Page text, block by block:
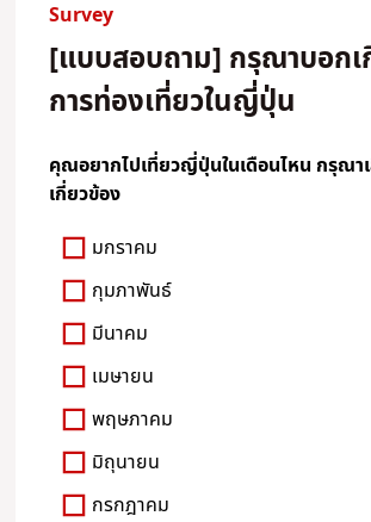
Survey
[แบบสอบถาม] กรุณาบอก
การท่องเที่ยวในญี่ปุ่น
คุณอยากไปเที่ยวญี่ปุ่นในเดือนไหน กรุณา
เกี่ยวข้อง
มกราคม
กุมภาพันธ์
มีนาคม
เมษายน
พฤษภาคม
มิถุนายน
กรกฎาคม